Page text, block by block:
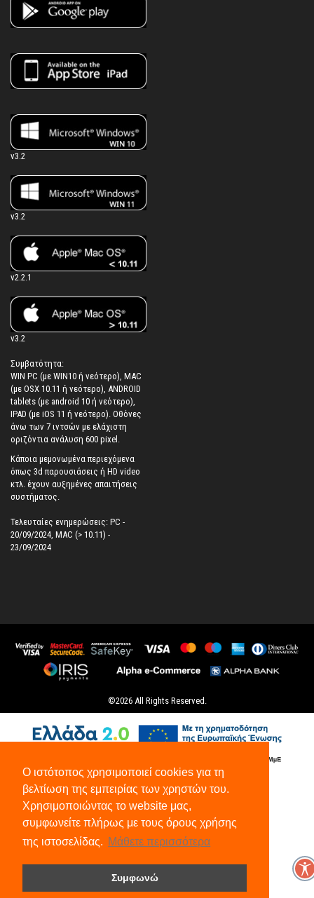
Ο ιστότοπος χρησιμοποιεί cookies για τη
βελτίωση της εμπειρίας των χρηστών του.
Χρησιμοποιώντας το website μας,
συμφωνείτε πλήρως με τους όρους χρήσης
της ιστοσελίδας. Μάθετε περισσότερα
Συμφωνώ
v3.2
v3.2
v2.2.1
v3.2
Συμβατότητα:
WIN PC (με WIN10 ή νεότερο), MAC
(με OSX 10.11 ή νεότερο), ANDROID
tablets (με android 10 ή νεότερο),
IPAD (με iOS 11 ή νεότερο). Oθόνες
άνω των 7 ιντσών με ελάχιστη
οριζόντια ανάλυση 600 pixel.
Κάποια μεμονωμένα περιεχόμενα
όπως 3d παρουσιάσεις ή HD video
κτλ. έχουν αυξημένες απαιτήσεις
συστήματος.
Τελευταίες ενημερώσεις: PC -
20/09/2024, MAC (> 10.11) -
23/09/2024
©2026All Rights Reserved.